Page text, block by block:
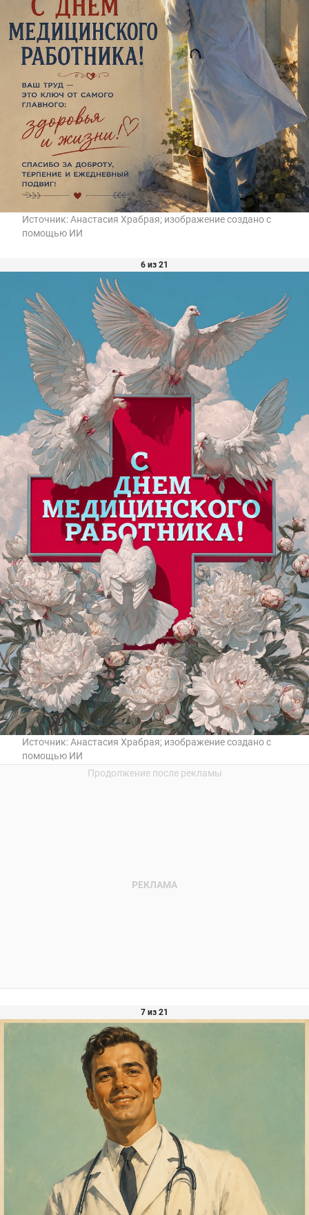
Источник:Анастасия Храбрая; изображение создано с
помощью ИИ
6 из 21
Источник:Анастасия Храбрая; изображение создано с
помощью ИИ
7 из 21